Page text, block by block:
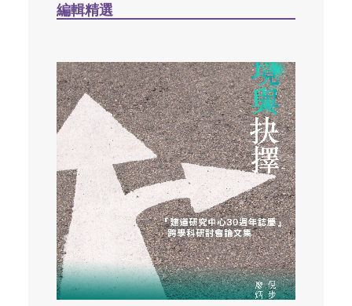
編輯精選